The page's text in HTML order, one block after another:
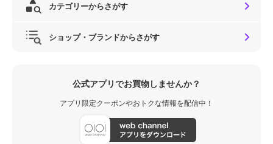
カテゴリーからさがす
ショップ・ブランドからさがす
公式アプリでお買物しませんか？
アプリ限定クーポンやおトクな情報を配信中！